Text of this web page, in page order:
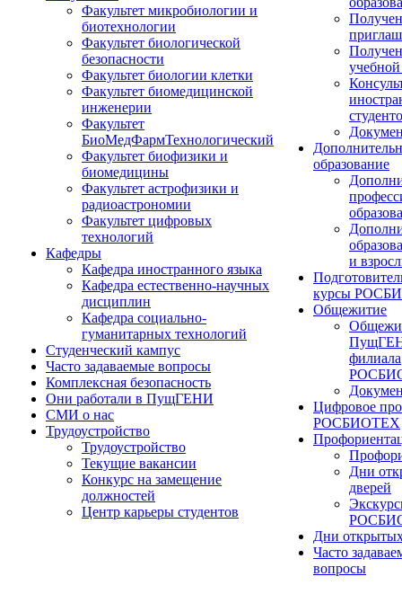
Факультет микробиологии и
биотехнологии
Факультет биологической
безопасности
Факультет биологии клетки
Факультет биомедицинской
инженерии
Факультет
БиоМедФармТехнологический
Факультет биофизики и
биомедицины
Факультет астрофизики и
радиоастрономии
Факультет цифровых
технологий
Кафедры
Кафедра иностранного языка
Кафедра естественно-научных
дисциплин
Кафедра социально-
гуманитарных технологий
Студенческий кампус
Часто задаваемые вопросы
Комплексная безопасность
Они работали в ПущГЕНИ
СМИ о нас
Трудоустройство
Трудоустройство
Текущие вакансии
Конкурс на замещение
должностей
Центр карьеры студентов
образование
и
курсы
Общежитие
филиала
Цифровое
РОСБИОТЕХ
Дни
дверей
Дни
Часто
вопросы